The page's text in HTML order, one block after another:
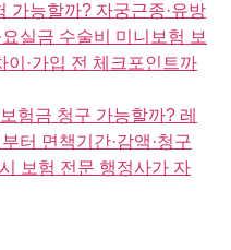
가능할까? 자궁근종·유방
실금 수술비 미니보험 보
이·가입 전 체크포인트까
험금 청구 가능할까? 레
터 면책기간·감액·청구
보험 전문 행정사가 자